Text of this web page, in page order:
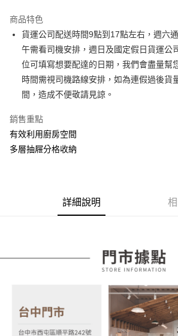
合作金庫商業銀行
華南商業銀行
彰化商業
上海商業儲蓄銀行
台北富邦
國泰世華商業銀行
兆豐國際
臺灣中小企業銀行
台中商業
匯豐（台灣）商業銀行
聯邦商業銀行
元大商業銀行
台新國際商業銀行
台灣樂天信用卡公司
6 期 0 利率 每期
華南商業銀行
彰化商業
上海商業儲蓄銀行
台北富邦
國泰世華商業銀行
兆豐國際
臺灣中小企業銀行
聯邦商業銀行
元大商業銀行
玉山商業銀行
LINE Pay
Apple Pay
街口支付
悠遊付
Google Pay
1.本服務由台灣大哥大提供，台灣大哥大用戶可立
2.付款方式選擇「大哥付你分期」，訂單成立後會
流程，驗證手機門號後，選擇欲分期的期數、繳款
4.訂單成立30分鐘內，如未前往確認交易或遇審核
消。如遇「轉專審核」未通過狀況，表示未達大哥
1.分期款項不併入電信帳單，「大哥付你分期」於
醒簡訊。
2.透過簡訊連結打開帳單後，可選擇「超商條碼／
帳／街口支付／iPASS MONEY」等通路繳費。
１．簡單：不需註冊會員、不需綁卡、不需儲值。
２．便利：只要手機號碼，簡訊認證，即可結帳。
１．於結帳方式選擇「AFTEE先享後付」後，將跳
結帳頁面，進行簡訊認證並確認金額後，即可完成
２．訂單成立數日內，您將收到繳費通知簡訊。
運送方式
每筆NT$100，滿NT$599(含以上)免運費
商品特色
貨運公司配送時間9點到17點左右，週六
午需看司機安排，週日及國定假日貨運公
位可填寫想要配達的日期，我們會盡量幫
時間需視司機路線安排，如為連假過後貨
間，造成不便敬請見諒。
銷售重點
有效利用廚房空間
多層抽屜分格收納
詳細說明